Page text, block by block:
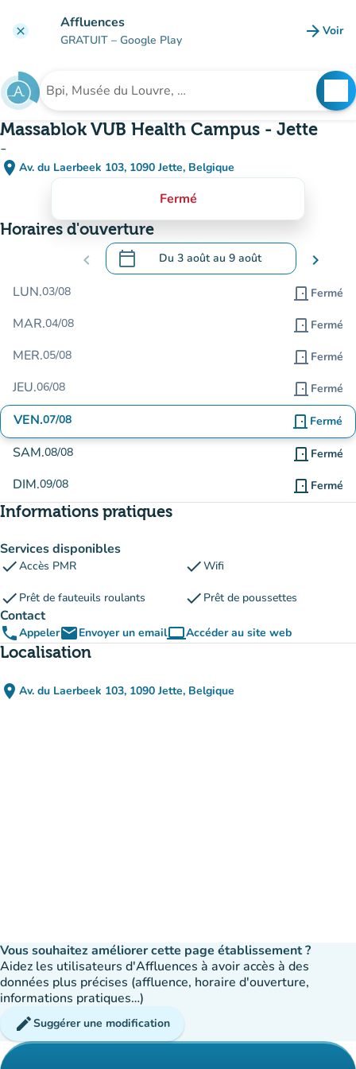
clear Affluences
GRATUIT – Google Play arrow_forward Voir
Rechercher un établissement
Massablok VUB Health Campus - Jette
-
place Av. du Laerbeek 103, 1090 Jette, Belgique
(ouvrir dans Google Maps)
(nouvel onglet)
Fermé
Horaires d'ouverture
chevron_left calendar_today Du 3 aoûtau 9 août
.Ouvrir le calendrier pour changer de
chevron_right
LUN.03/08 door_front Fermé
MAR.04/08 door_front Fermé
MER.05/08 door_front Fermé
JEU.06/08 door_front Fermé
VEN.07/08 door_front Fermé
SAM.08/08 door_front Fermé
DIM.09/08 door_front Fermé
Informations pratiques
Services disponibles
checkAccès PMR checkWifi
check Prêt de fauteuils roulants check Prêt de poussettes
Contact
phoneAppeleremailEnvoyer un emailcomputerAccéder au site web
(nouvel onglet)
Localisation
place Av. du Laerbeek 103, 1090 Jette, Belgique
(ouvrir dans Google Maps)
(nouvel onglet)
Vous souhaitez améliorer cette page établissement ?
Aidez les utilisateurs d'Affluences à avoir accès à des
données plus précises (affluence, horaire d'ouverture,
informations pratiques…)
editSuggérer une modification